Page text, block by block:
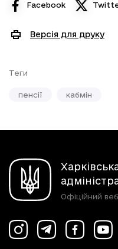
Facebook
Версія для друку
Теги
пенсії кабмін
Офіційний